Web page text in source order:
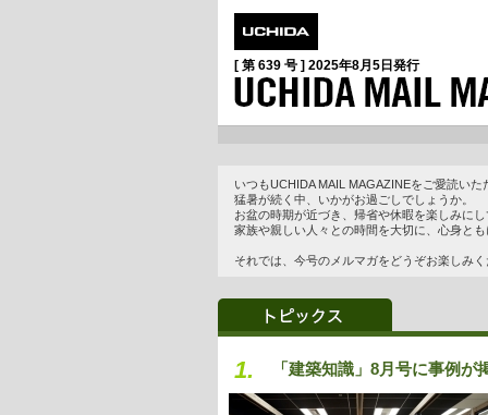
[ 第 639 号 ] 2025年8月5日 発行
いつもUCHIDA MAIL MAGAZINEをご愛読い
猛暑が続く中、いかがお過ごしでしょうか。
お盆の時期が近づき、帰省や休暇を楽しみに
家族や親しい人々との時間を大切に、心身と
それでは、今号のメルマガをどうぞお楽しみ
1. 「建築知識」8月号に事例が